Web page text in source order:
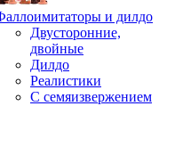
и дилдо
Двусторонние,
двойные
Дилдо
Реалистики
С семяизвержением